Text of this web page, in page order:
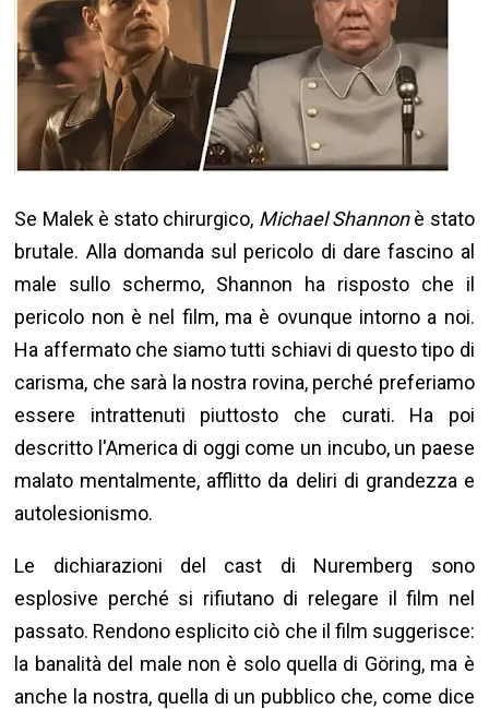
Se Malek è stato chirurgico, Michael Shannonè stato
brutale. Alla domanda sul pericolo di dare fascino al
male sullo schermo, Shannon ha risposto che il
pericolo non è nel film, ma è ovunque intorno a noi.
Ha affermato che siamo tutti schiavi di questo tipo di
carisma, che sarà la nostra rovina, perché preferiamo
essere intrattenuti piuttosto che curati. Ha poi
descritto l'America di oggi come un incubo, un paese
malato mentalmente, afflitto da deliri di grandezza e
autolesionismo.
Le dichiarazioni del cast di Nuremberg sono
esplosive perché si rifiutano di relegare il film nel
passato. Rendono esplicito ciò che il film suggerisce:
la banalità del male non è solo quella di Göring, ma è
anche la nostra, quella di un pubblico che, come dice